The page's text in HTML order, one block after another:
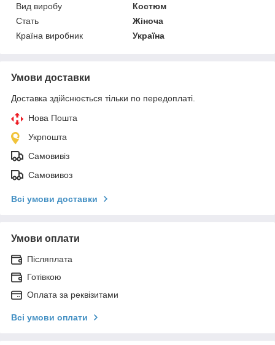
Вид виробу
Костюм
Стать
Жіноча
Країна виробник
Україна
Умови доставки
Доставка здійснюється тільки по передоплаті.
Нова Пошта
Укрпошта
Самовивіз
Самовивоз
Всі умови доставки
Умови оплати
Післяплата
Готівкою
Оплата за реквізитами
Всі умови оплати